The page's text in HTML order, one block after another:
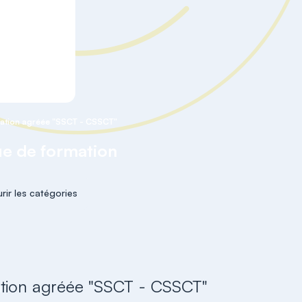
agréée "SSCT - CSSCT"
les catégories
agréée "SSCT - CSSCT"